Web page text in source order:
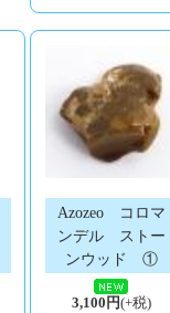
Azozeo コロマ
ンデル ストー
ンウッド ①
3,100円(+税)